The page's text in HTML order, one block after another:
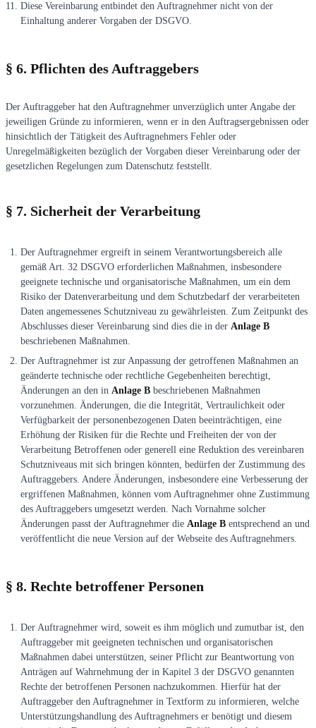
Diese Vereinbarung entbindet den Auftragnehmer nicht von der
Einhaltung anderer Vorgaben der DSGVO.
§ 6. Pflichten des Auftraggebers
Der Auftraggeber hat den Auftragnehmer unverzüglich unter Angabe der
jeweiligen Gründe zu informieren, wenn er in den Auftragsergebnissen oder
hinsichtlich der Tätigkeit des Auftragnehmers Fehler oder
Unregelmäßigkeiten bezüglich der Vorgaben dieser Vereinbarung oder der
gesetzlichen Regelungen zum Datenschutz feststellt.
§ 7. Sicherheit der Verarbeitung
Der Auftragnehmer ergreift in seinem Verantwortungsbereich alle
gemäß Art. 32 DSGVO erforderlichen Maßnahmen, insbesondere
geeignete technische und organisatorische Maßnahmen, um ein dem
Risiko der Datenverarbeitung und dem Schutzbedarf der verarbeiteten
Daten angemessenes Schutzniveau zu gewährleisten. Zum Zeitpunkt des
Abschlusses dieser Vereinbarung sind dies die in der Anlage B
beschriebenen Maßnahmen.
Der Auftragnehmer ist zur Anpassung der getroffenen Maßnahmen an
geänderte technische oder rechtliche Gegebenheiten berechtigt,
Änderungen an den in Anlage B beschriebenen Maßnahmen
vorzunehmen. Änderungen, die die Integrität, Vertraulichkeit oder
Verfügbarkeit der personenbezogenen Daten beeinträchtigen, eine
Erhöhung der Risiken für die Rechte und Freiheiten der von der
Verarbeitung Betroffenen oder generell eine Reduktion des vereinbaren
Schutzniveaus mit sich bringen könnten, bedürfen der Zustimmung des
Auftraggebers. Andere Änderungen, insbesondere eine Verbesserung der
ergriffenen Maßnahmen, können vom Auftragnehmer ohne Zustimmung
des Auftraggebers umgesetzt werden. Nach Vornahme solcher
Änderungen passt der Auftragnehmer die Anlage B entsprechend an und
veröffentlicht die neue Version auf der Webseite des Auftragnehmers.
§ 8. Rechte betroffener Personen
Der Auftragnehmer wird, soweit es ihm möglich und zumutbar ist, den
Auftraggeber mit geeigneten technischen und organisatorischen
Maßnahmen dabei unterstützen, seiner Pflicht zur Beantwortung von
Anträgen auf Wahrnehmung der in Kapitel 3 der DSGVO genannten
Rechte der betroffenen Personen nachzukommen. Hierfür hat der
Auftraggeber den Auftragnehmer in Textform zu informieren, welche
Unterstützungshandlung des Auftragnehmers er benötigt und diesem